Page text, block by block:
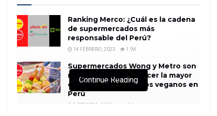
Ranking Merco: ¿Cuál es la cadena
de supermercados más
responsable del Perú?
14 FEBRERO, 2023 1.9K
Supermercados Wong y Metro son
reconocidos por ofrecer la mayor
cantidad de productos veganos en
Perú
8 FEBRERO, 2023 1.9K
Continue Reading